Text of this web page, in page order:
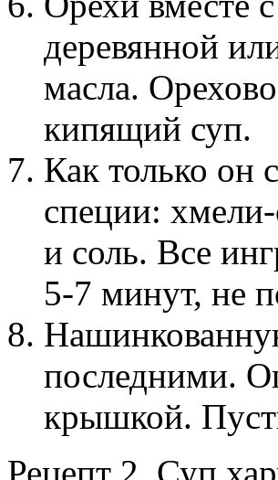
деревянной
масла.
кипящий суп.
Как только он
специи:
и соль. Все
5-7 минут, не
последними.
крышкой.
Рецепт 2. Суп